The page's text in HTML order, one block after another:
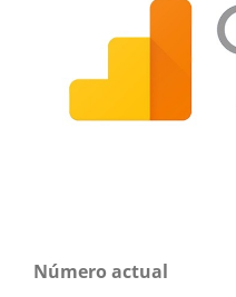
Número actual